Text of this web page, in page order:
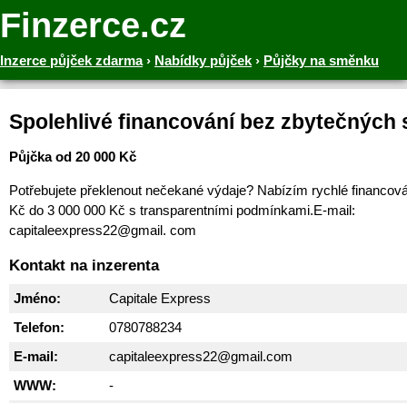
Finzerce.cz
Inzerce půjček zdarma› Nabídky půjček › Půjčky na směnku
Spolehlivé financování bez zbytečných
Půjčka od 20 000 Kč
Potřebujete překlenout nečekané výdaje? Nabízím rychlé
Kč do 3 000 000 Kč s transparentními podmínkami.E-mail:
capitaleexpress22@gmail. com
Kontakt na inzerenta
Jméno:
Capitale Express
Telefon:
0780788234
E-mail:
capitaleexpress22@gmail.com
WWW:
-